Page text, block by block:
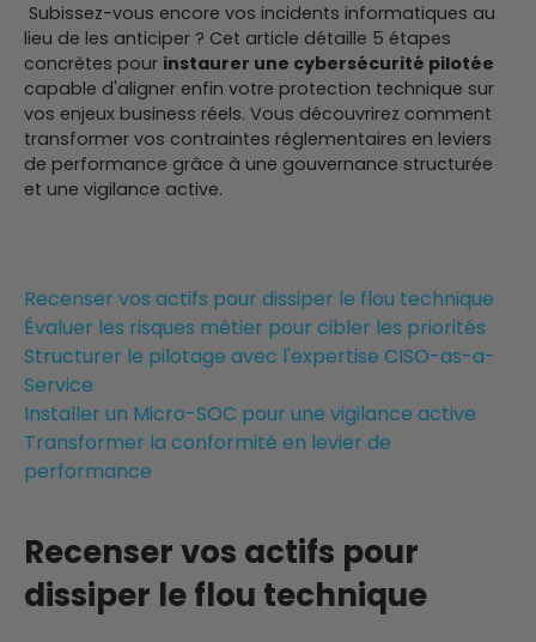
Subissez-vous encore vos incidents informatiques au
lieu de les anticiper ? Cet article détaille 5 étapes
concrètes pour instaurer une cybersécurité pilotée
capable d'aligner enfin votre protection technique sur
vos enjeux business réels. Vous découvrirez comment
transformer vos contraintes réglementaires en leviers
de performance grâce à une gouvernance structurée
et une vigilance active.
Recenser vos actifs pour dissiper le flou technique
Évaluer les risques métier pour cibler les priorités
Structurer le pilotage avec l'expertise CISO-as-a-
Service
Installer un Micro-SOC pour une vigilance active
Transformer la conformité en levier de
performance
Recenser vos actifs pour
dissiper le flou technique